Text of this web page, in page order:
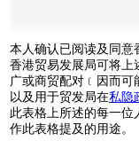
本人确认已阅读及同意
香港贸易发展局可将上
广或商贸配对﹝因而可
以及用于贸发局在私隐
此表格上所述的每一
作此表格提及的用途。